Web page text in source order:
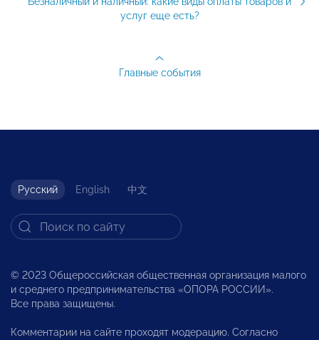
услуг еще есть?
Главные события
Русский English 中文
© 2023 Общероссийская общественная организация малого
и среднего предпринимательства «ОПОРА РОССИИ».
Все права защищены.
Комментарии на сайте проходят модерацию. Согласно